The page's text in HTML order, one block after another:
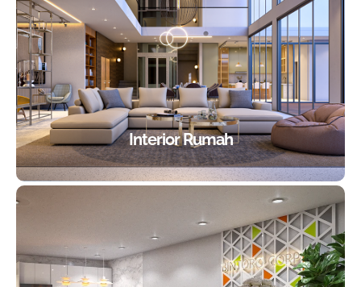
Interior Rumah